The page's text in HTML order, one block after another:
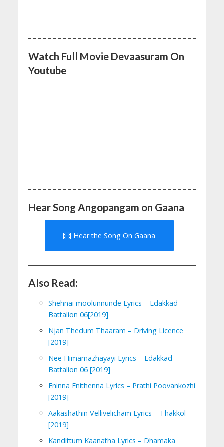
Watch Full Movie Devaasuram On
Youtube
Hear Song Angopangam on Gaana
Hear the Song On Gaana
Also Read:
Shehnai moolunnunde Lyrics – Edakkad
Battalion 06[2019]
Njan Thedum Thaaram – Driving Licence
[2019]
Nee Himamazhayayi Lyrics – Edakkad
Battalion 06 [2019]
Eninna Enithenna Lyrics – Prathi Poovankozhi
[2019]
Aakashathin Vellivelicham Lyrics – Thakkol
[2019]
Kandittum Kaanatha Lyrics – Dhamaka